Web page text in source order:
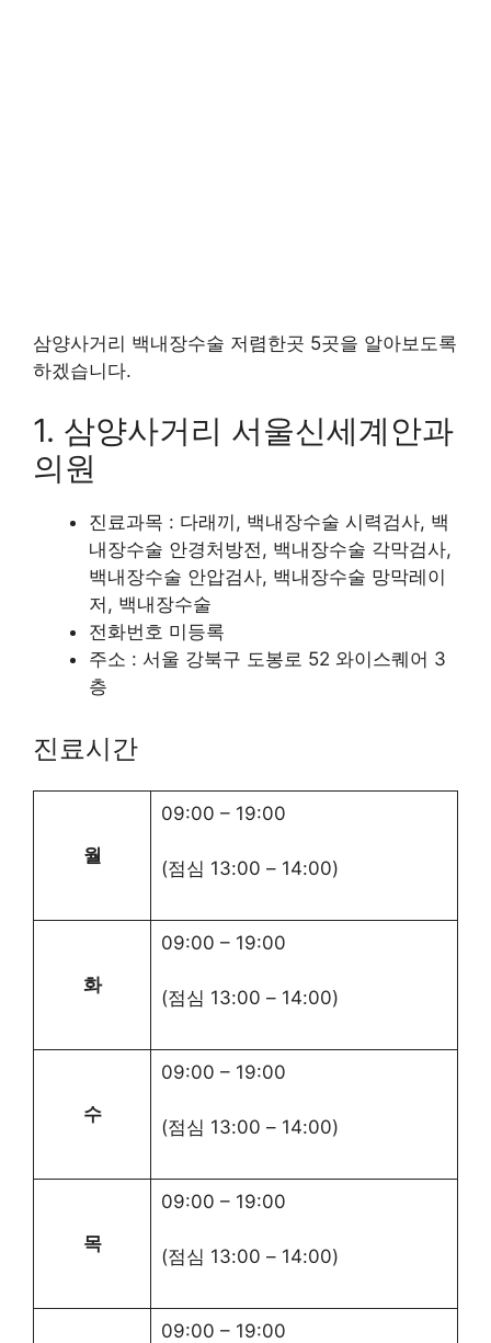
삼양사거리 백내장수술 저렴한곳 5곳을 알아보도록
하겠습니다.
1. 삼양사거리 서울신세계안과
의원
진료과목 : 다래끼, 백내장수술 시력검사, 백
내장수술 안경처방전, 백내장수술 각막검사,
백내장수술 안압검사, 백내장수술 망막레이
저, 백내장수술
전화번호 미등록
주소 : 서울 강북구 도봉로 52 와이스퀘어 3
층
진료시간
월
09:00 – 19:00
(점심 13:00 – 14:00)
화
09:00 – 19:00
(점심 13:00 – 14:00)
수
09:00 – 19:00
(점심 13:00 – 14:00)
목
09:00 – 19:00
(점심 13:00 – 14:00)
09:00 – 19:00